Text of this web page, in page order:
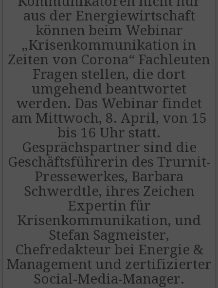
aus der Energiewirtschaft
können beim Webinar
„Krisenkommunikation in
Zeiten von Corona“ Fachleuten
Fragen stellen, die dort
umgehend beantwortet
werden. Das Webinar findet
am Mittwoch, 8. April, von 15
bis 16 Uhr statt.
Gesprächspartner sind die
Geschäftsführerin des Trurnit-
Pressewerkes, Barbara
Schwerdtle, ihres Zeichen
Expertin für
Krisenkommunikation, und
Stefan Sagmeister,
Chefredakteur bei Energie &
Management und zertifizierter
Social-Media-Manager.